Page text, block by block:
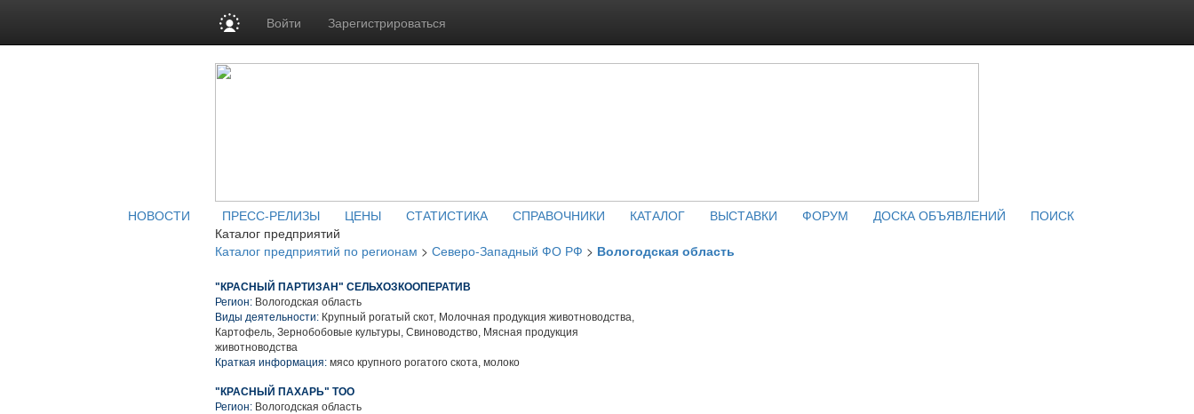
Войти Зарегистрироваться
НОВОСТИ ПРЕСС-РЕЛИЗЫ ЦЕНЫ СТАТИСТИКА СПРАВОЧНИКИ КАТАЛОГ ВЫСТАВКИ ФОРУМ ДОСКА ОБЪЯВЛЕНИЙ
ПОИСК
Каталог предприятий
Каталог предприятий по регионам > Северо-Западный ФО РФ > Вологодская область
"КРАСНЫЙ ПАРТИЗАН" СЕЛЬХОЗКООПЕРАТИВ
Регион: Вологодская область
Виды деятельности: Крупный рогатый скот, Молочная продукция животноводства,
Картофель, Зернобобовые культуры, Свиноводство, Мясная продукция
животноводства
Краткая информация: мясо крупного рогатого скота, молоко
"КРАСНЫЙ ПАХАРЬ" ТОО
Регион: Вологодская область